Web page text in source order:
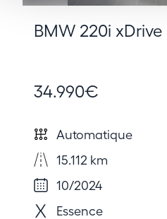
BMW 220i
34.990€
Automatique
15.112 km
10/2024
Essence